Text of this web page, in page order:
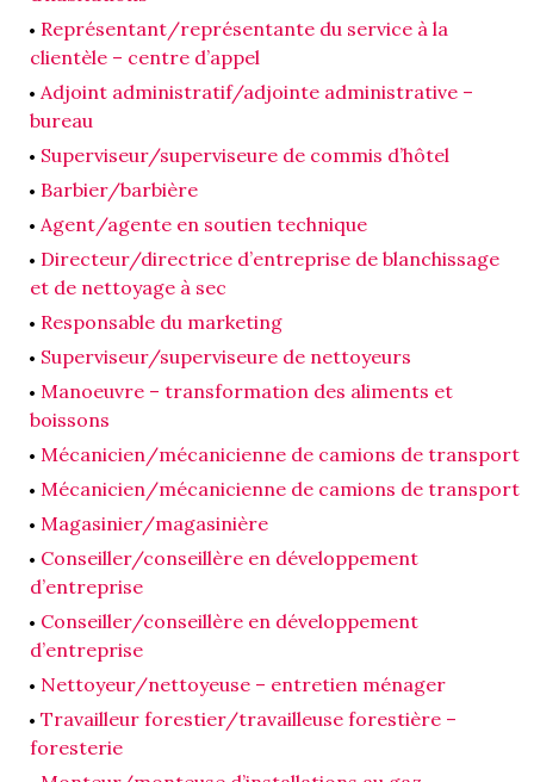
Représentant/représentante du service à la
clientèle – centre d’appel
Adjoint administratif/adjointe administrative –
bureau
Superviseur/superviseure de commis d’hôtel
Barbier/barbière
Agent/agente en soutien technique
Directeur/directrice d’entreprise de blanchissage
et de nettoyage à sec
Responsable du marketing
Superviseur/superviseure de nettoyeurs
Manoeuvre – transformation des aliments et
boissons
Mécanicien/mécanicienne de camions de transport
Mécanicien/mécanicienne de camions de transport
Magasinier/magasinière
Conseiller/conseillère en développement
d’entreprise
Conseiller/conseillère en développement
d’entreprise
Nettoyeur/nettoyeuse – entretien ménager
Travailleur forestier/travailleuse forestière –
foresterie